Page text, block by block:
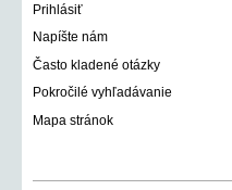
Prihlásiť
Napíšte nám
Často kladené otázky
Pokročilé vyhľadávanie
Mapa stránok